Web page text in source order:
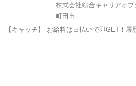
株式会社綜合キャリアオプ
町田市
【キャッチ】 お給料は日払いで即GET！